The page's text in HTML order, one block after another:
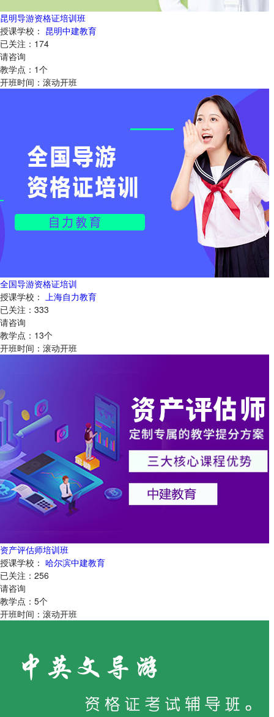
昆明导游资格证培训班
授课学校： 昆明中建教育
已关注： 174
请咨询
教学点： 1个
开班时间： 滚动开班
全国导游资格证培训
授课学校：
上海自力教育
已关注： 333
请咨询
教学点： 13个
开班时间： 滚动开班
资产评估师培训班
授课学校： 哈尔滨中建教育
已关注： 256
请咨询
教学点： 5个
开班时间： 滚动开班